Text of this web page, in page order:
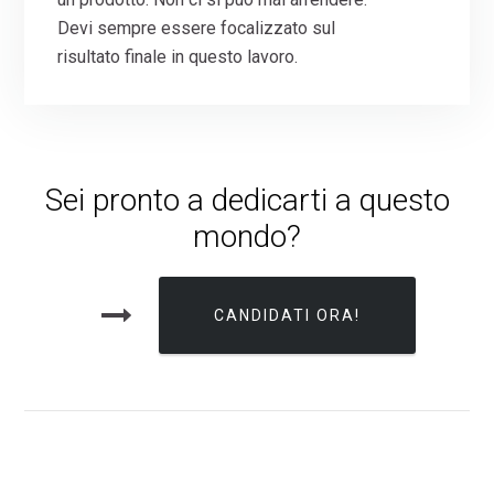
Devi sempre essere focalizzato sul
risultato finale in questo lavoro.
Sei pronto a dedicarti a questo
mondo?
CANDIDATI ORA!